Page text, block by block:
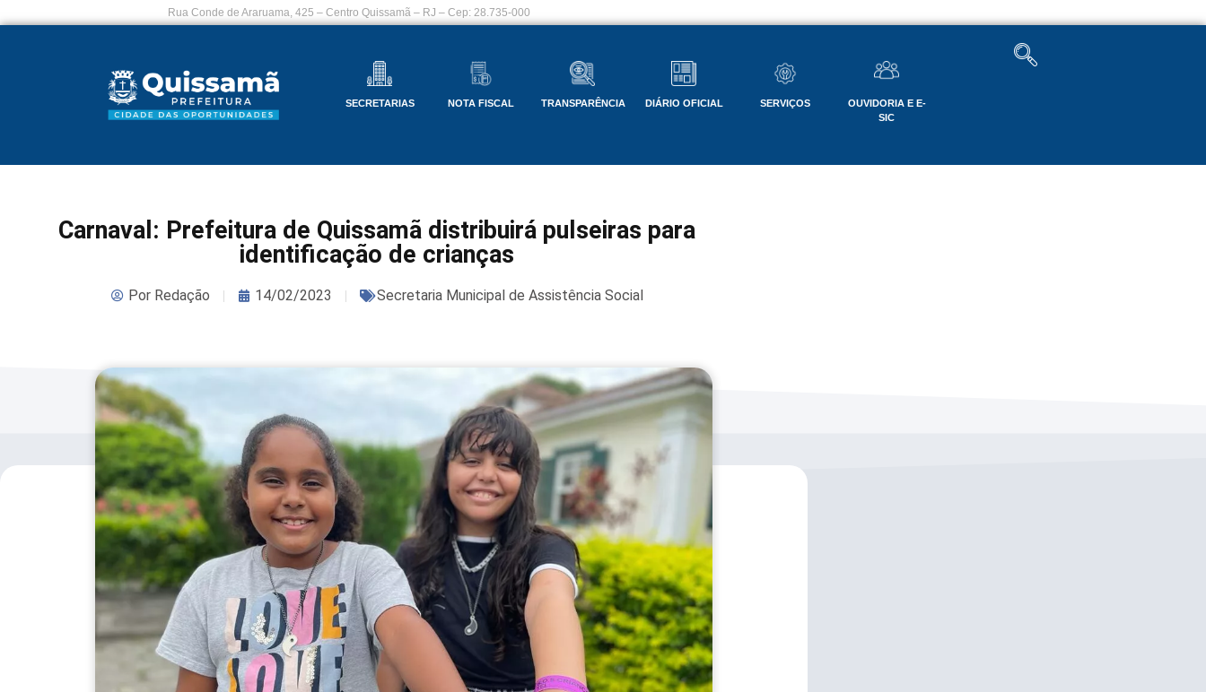
Rua Conde de Araruama, 425 – Centro Quissamã – RJ – Cep: 28.735-000
SECRETARIAS NOTA FISCAL TRANSPARÊNCIA DIÁRIO OFICIAL SERVIÇOS
OUVIDORIA E E-
SIC
Carnaval: Prefeitura de Quissamã distribuirá pulseiras para
identificação de crianças
PorRedação 14/02/2023 Secretaria Municipal de Assistência Social